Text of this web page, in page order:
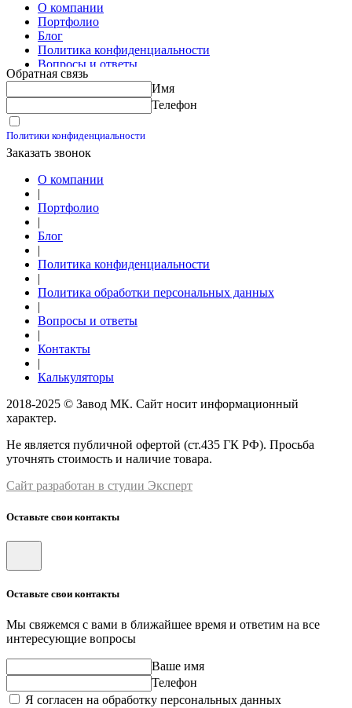
О компании
Портфолио
Блог
Политика конфиденциальности
Вопросы и ответы
Контакты
Обратная связь
Имя
Телефон
Политики конфиденциальности
Заказать звонок
О компании
|
Портфолио
|
Блог
|
Политика конфиденциальности
|
Политика обработки персональных данных
|
Вопросы и ответы
|
Контакты
|
Калькуляторы
2018-2025 © Завод МК. Сайт носит информационный
характер.
Не является публичной офертой (ст.435 ГК РФ). Просьба
уточнять стоимость и наличие товара.
Сайт разработан в студии Эксперт
Оставьте свои контакты
Оставьте свои контакты
Мы свяжемся с вами в ближайшее время и ответим на все
интересующие вопросы
Ваше имя
Телефон
Я согласен на обработку персональных данных